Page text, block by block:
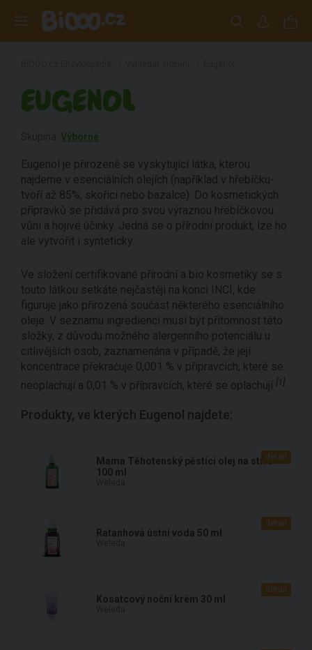
EUGENOL
Výborné
Eugenol je přirozeně se vyskytující látka, kterou
najdeme v esenciálních olejích (například v hřebíčku-
tvoří až 85%, skořici nebo bazalce). Do kosmetických
přípravků se přidává pro svou výraznou hřebíčkovou
vůni a hojivé účinky. Jedná se o přírodní produkt, lze ho
ale vytvořit i synteticky.
Ve složení certifikované přírodní a bio kosmetiky se s
touto látkou setkáte nejčastěji na konci INCI, kde
figuruje jako přirozená součást některého esenciálního
oleje. V seznamu ingrediencí musí být přítomnost této
složky, z důvodu možného alergenního potenciálu u
citlivějších osob, zaznamenána v případě, že její
koncentrace překračuje 0,001 % v přípravcích, které se
neoplachují a 0,01 % v přípravcích, které se oplachují [1].
Produkty, ve kterých Eugenol najdete:
Mama Těhotenský pěstící olej na strie
100 ml
detail
Ratanhová ústní voda 50 ml
detail
Kosatcový noční krém 30 ml
detail